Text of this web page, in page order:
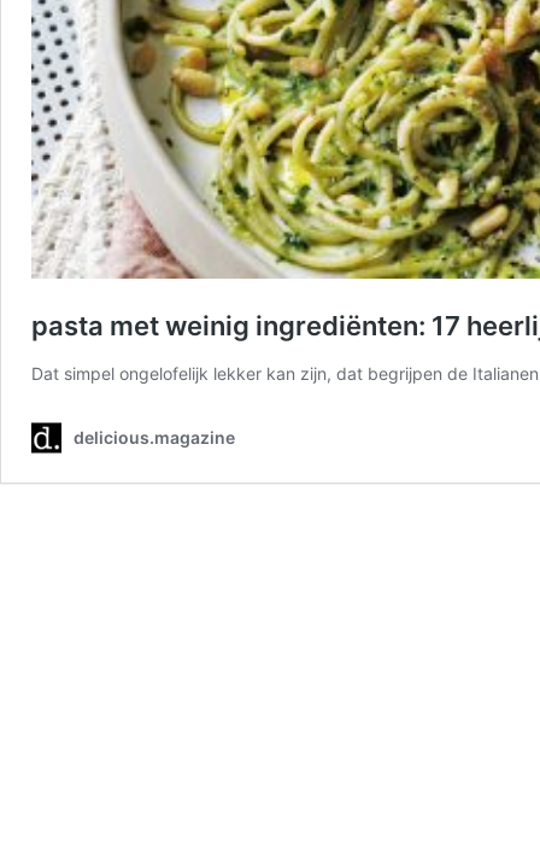
pasta met weinig ingrediënten: 17
Dat simpel ongelofelijk lekker kan zijn, dat begrijpen de
delicious.magazine